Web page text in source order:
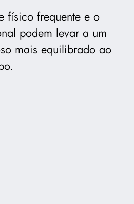
físico frequente e o
podem levar a um
mais equilibrado ao